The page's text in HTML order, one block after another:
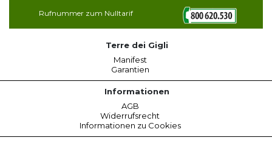
Rufnummer zum Nulltarif
Terre dei Gigli
Manifest
Garantien
Informationen
AGB
Widerrufsrecht
Informationen zu Cookies